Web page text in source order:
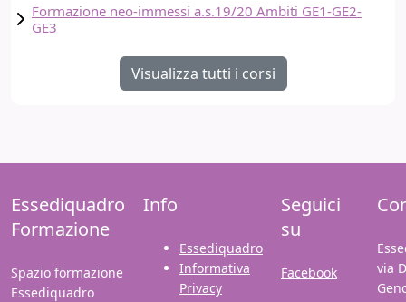
Formazione neo-immessi a.s.19/20 Ambiti GE1-GE2-
GE3
Visualizza tutti i corsi
Essediquadro
Formazione
Spazio formazione
Essediquadro
Info
Essediquadro
Informativa
Privacy
Seguici
su
Facebook
via